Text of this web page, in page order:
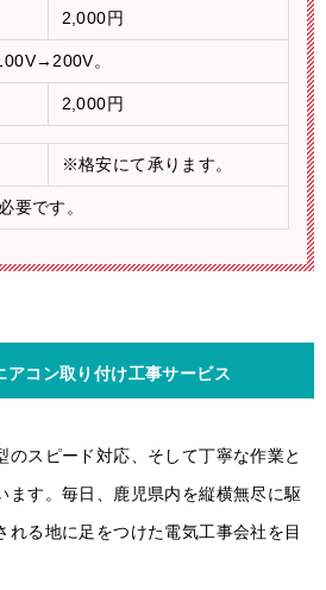
2,000円
。
2,000円
※格安にて承ります。
要です。
アコン取り付け工事サービス
のスピード対応、そして丁寧な作業と
ます。毎日、鹿児県内を縦横無尽に駆
れる地に足をつけた電気工事会社を目